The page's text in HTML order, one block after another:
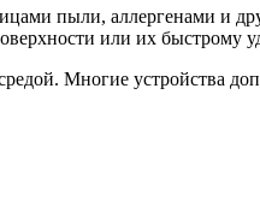
пыли, аллергенами и
или их быстрому
Многие устройства